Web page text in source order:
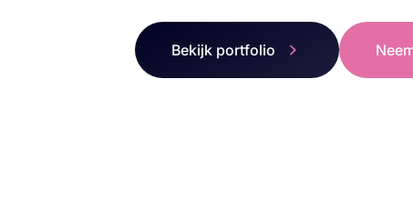
Bekijk portfolio